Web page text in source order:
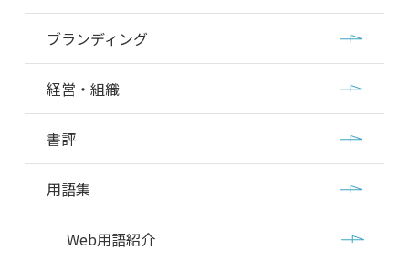
ブランディング
経営・組織
書評
用語集
Web用語紹介